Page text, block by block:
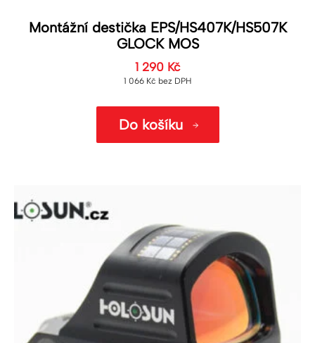
Montážní destička EPS/HS407K/HS507K
GLOCK MOS
1 290 Kč
1 066 Kč bez DPH
Do košíku